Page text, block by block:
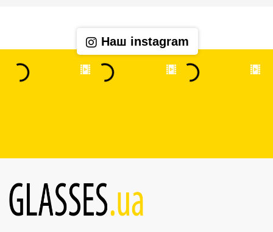
Наш instagram